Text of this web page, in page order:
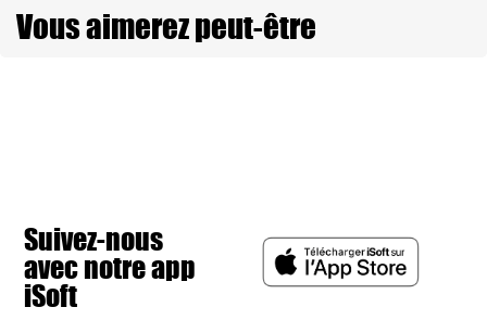
Vous aimerez peut-être
Suivez-nous
avec notre app
iSoft